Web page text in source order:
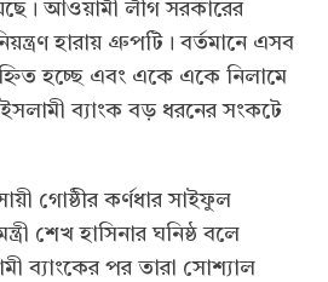
আওয়ামী লীগ সরকারের
হারায় গ্রুপটি। বর্তমানে এসব
হচ্ছে এবং একে একে নিলামে
ব্যাংক বড় ধরনের সংকটে
গোষ্ঠীর কর্ণধার সাইফুল
শেখ হাসিনার ঘনিষ্ঠ বলে
ব্যাংকের পর তারা সোশ্যাল